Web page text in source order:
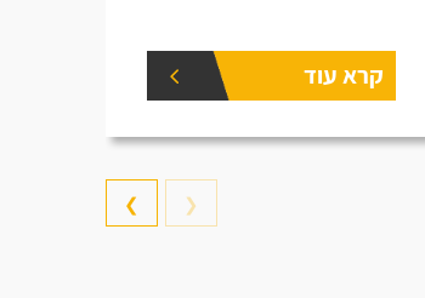
קרא עוד
❮
❯